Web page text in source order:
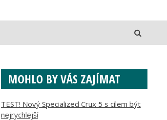
MOHLO BY VÁS ZAJÍMAT
TEST! Nový Specialized Crux 5 s cílem být
nejrychlejší